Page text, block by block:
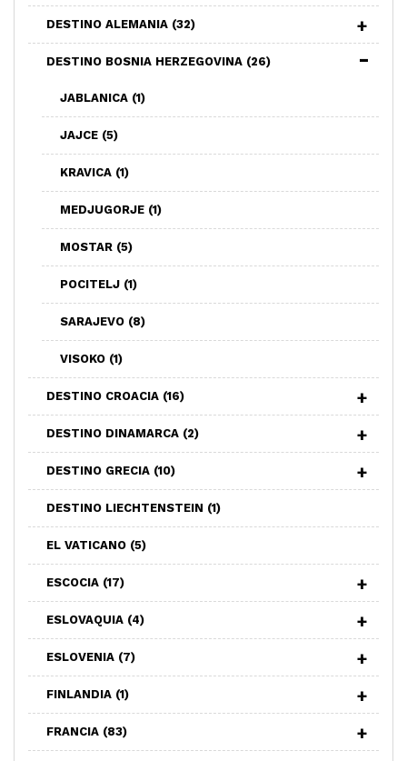
DESTINO ALEMANIA (32)
DESTINO BOSNIA HERZEGOVINA (26)
JABLANICA (1)
JAJCE (5)
KRAVICA (1)
MEDJUGORJE (1)
MOSTAR (5)
POCITELJ (1)
SARAJEVO (8)
VISOKO (1)
DESTINO CROACIA (16)
DESTINO DINAMARCA (2)
DESTINO GRECIA (10)
DESTINO LIECHTENSTEIN (1)
EL VATICANO (5)
ESCOCIA (17)
ESLOVAQUIA (4)
ESLOVENIA (7)
FINLANDIA (1)
FRANCIA (83)